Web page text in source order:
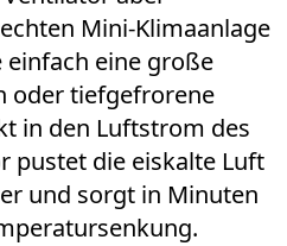
Mini-Klimaanlage
einfach eine große
oder tiefgefrorene
in den Luftstrom des
pustet die eiskalte Luft
und sorgt in Minuten